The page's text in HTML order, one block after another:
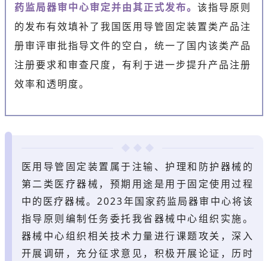
药监局器审中心审定并由其正式发布。 该指导原则
的发布有效填补了我国医用导管固定装置类产品注
册审评审批指导文件的空白，统一了国内该类产品
注册要求和审查尺度，有利于进一步提升产品注册
效率和透明度。
医用导管固定装置属于注输、护理和防护器械的
第二类医疗器械，预期用途是用于固定使用过程
中的医疗器械。2023年国家药监局器审中心将该
指导原则编制任务委托我省器械中心组织实施。
器械中心组织相关技术力量进行课题攻关，深入
开展调研，充分征求意见，积极开展论证，历时